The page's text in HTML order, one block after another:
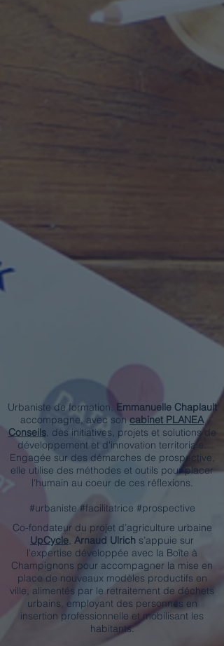
Urbaniste de formation, Emmanuelle Chaplault
accompagne, avec soncabinet PLANEA
Conseils, des initiatives, projets et solutions de
développement et d'innovation territoriale.
Engagée sur des démarches de prospective,
elle utilise des méthodes et outils pour placer
l’humain au coeur de ces réflexions.
#urbaniste #facilitatrice #prospective
Co-fondateur du projet d’agriculture urbaine
UpCycle, Arnaud Ulrich s’appuie sur
l’expertise développée avec la Boîte à
Champignons pour accompagner la mise en
place de nouveaux modèles productifs en
ville, alimentés par le retraitement de déchets
urbains, employant des personnes en
insertion professionnelle et mobilisant les
habitants.